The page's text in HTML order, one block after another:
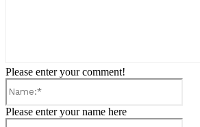
Please enter your comment!
Please enter your name here